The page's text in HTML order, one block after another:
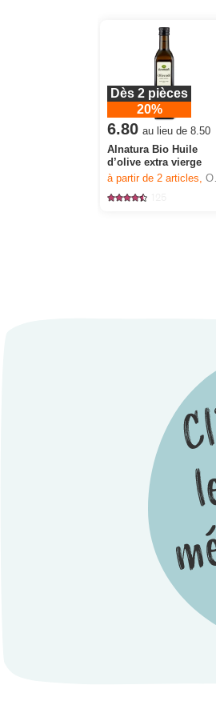
Dès 2 pièces
20%
6.80 au lieu de 8.50
Alnatura Bio Huile
d’olive extra vierge
à partir de 2articles,Offre valable du 6.8 au 12.8.2026, jusqu’à épuisement du stock.